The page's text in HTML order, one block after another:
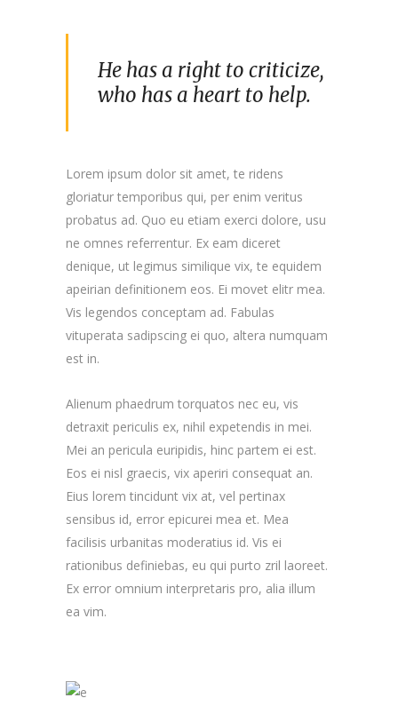
He has a right to criticize,
who has a heart to help.
Lorem ipsum dolor sit amet, te ridens
gloriatur temporibus qui, per enim veritus
probatus ad. Quo eu etiam exerci dolore, usu
ne omnes referrentur. Ex eam diceret
denique, ut legimus similique vix, te equidem
apeirian definitionem eos. Ei movet elitr mea.
Vis legendos conceptam ad. Fabulas
vituperata sadipscing ei quo, altera numquam
est in.
Alienum phaedrum torquatos nec eu, vis
detraxit periculis ex, nihil expetendis in mei.
Mei an pericula euripidis, hinc partem ei est.
Eos ei nisl graecis, vix aperiri consequat an.
Eius lorem tincidunt vix at, vel pertinax
sensibus id, error epicurei mea et. Mea
facilisis urbanitas moderatius id. Vis ei
rationibus definiebas, eu qui purto zril laoreet.
Ex error omnium interpretaris pro, alia illum
ea vim.